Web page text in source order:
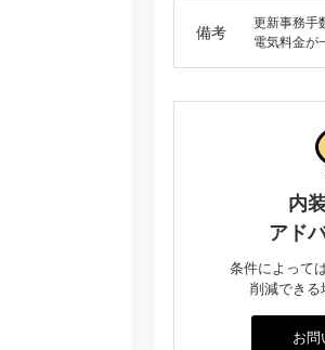
備考
更新事務手
電気料金が
内
アド
条件によって
削減できる
お問